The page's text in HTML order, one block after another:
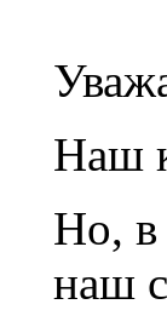
Наш
Но, в
наш